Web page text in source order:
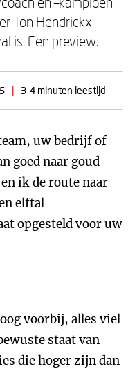
Ton Hendrickx
is. Een preview.
| 3-4 minuten leestijd
uw bedrijf of
goed naar goud
ik de route naar
elftal
opgesteld voor uw
voorbij, alles viel
staat van
die hoger zijn dan